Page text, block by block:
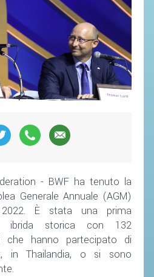
- BWF ha tenuto la
Generale Annuale (AGM)
È stata una prima
ibrida storica con 132
che hanno partecipato di
in Thailandia, o si sono
FEDERALE
E BANDI
SOCIALE
PATROCINIO
DI GIUSTIZIA FEDERALE
AZZURRA